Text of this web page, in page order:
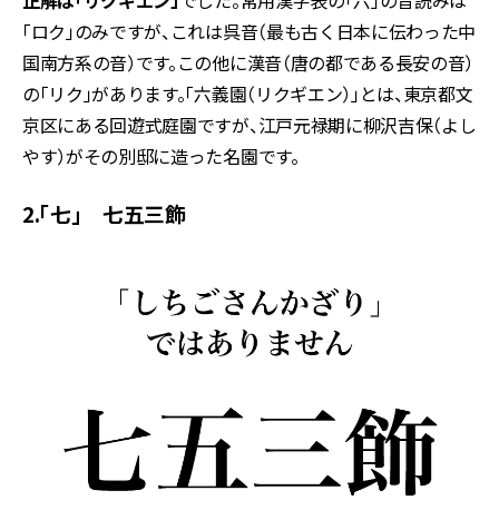
「ロク」のみですが、これは呉音（最も古く日本に伝わった中
国南方系の音）です。この他に漢音（唐の都である長安の音）
の「リク」があります。「六義園（リクギエン）」とは、東京都文
京区にある回遊式庭園ですが、江戸元禄期に柳沢吉保（よし
やす）がその別邸に造った名園です。
2.「七」 七五三飾